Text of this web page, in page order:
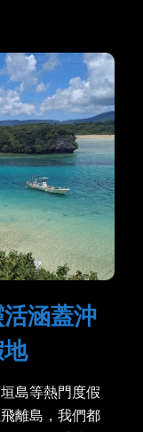
涵蓋沖
島等熱門度假
離島，我們都